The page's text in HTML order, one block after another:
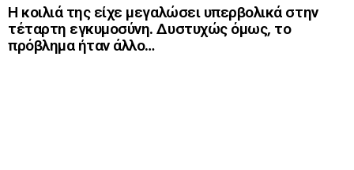
Η κοιλιά της είχε μεγαλώσει υπερβολικά στην
τέταρτη εγκυμοσύνη. Δυστυχώς όμως, το
πρόβλημα ήταν άλλο…